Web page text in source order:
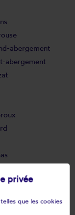
abergement
abergement
clémenciat
privée
que les cookies